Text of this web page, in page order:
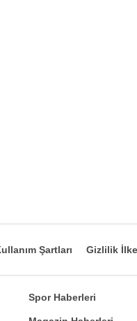
Şartları Gizlilik
Spor Haberleri